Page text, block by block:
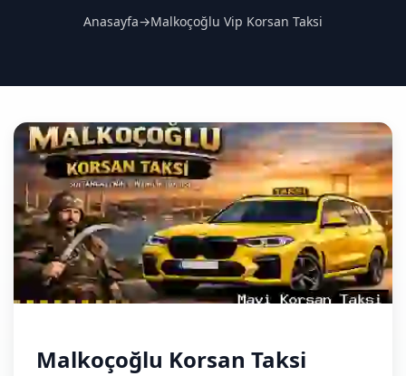
Anasayfa→Malkoçoğlu Vip Korsan Taksi
Malkoçoğlu Korsan Taksi